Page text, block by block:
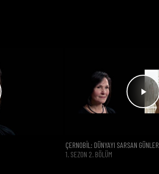
ÇERNOBİL: DÜNYAYI SARSAN GÜNLER
1. SEZON 2. BÖLÜM